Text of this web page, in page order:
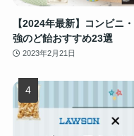
【2024年最新】コンビニ
強のど飴おすすめ23選
2023年2月21日